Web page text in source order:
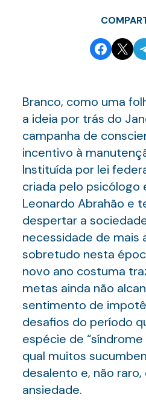
Share onEmail this Page
Branco, como uma
a ideia por trás do
campanha de
incentivo à
Instituída por lei
criada pelo psicólogo
Leonardo Abrahão e
despertar a
necessidade de mais
sobretudo nesta
novo ano costuma
metas ainda não
sentimento de
desafios do período
espécie de “síndrome
qual muitos
desalento e, não
ansiedade.